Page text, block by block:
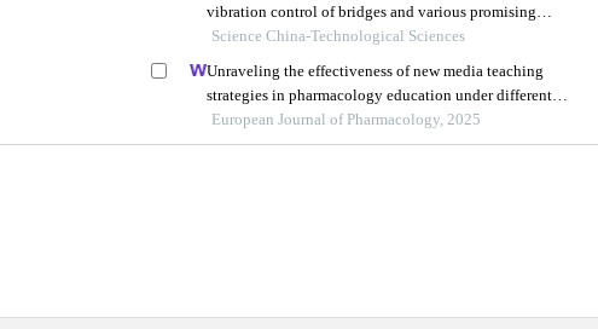
vibration control of bridges and various promising
applications
Science China-Technological Sciences
Unraveling the effectiveness of new media teaching
strategies in pharmacology education under different
educational backgrounds: insights from 6447 students
European Journal of Pharmacology, 2025